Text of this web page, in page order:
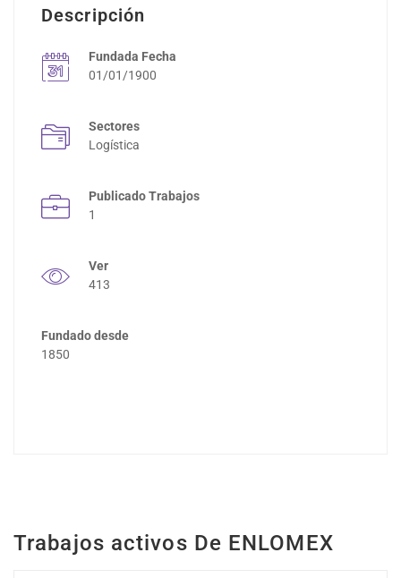
Descripción
Fundada Fecha
01/01/1900
Sectores
Logística
Publicado Trabajos
1
Ver
413
Fundado desde
1850
Trabajos activos De ENLOMEX